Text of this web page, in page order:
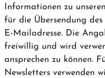
Informationen zu
für die Übersendung
E-Mailadresse. Die
freiwillig und wird
ansprechen zu können.
Newsletters verwenden